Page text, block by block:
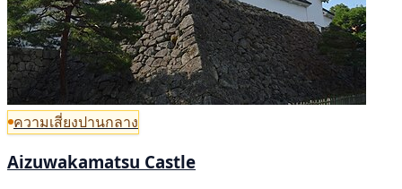
ความเสี่ยงปานกลาง
Aizuwakamatsu Castle